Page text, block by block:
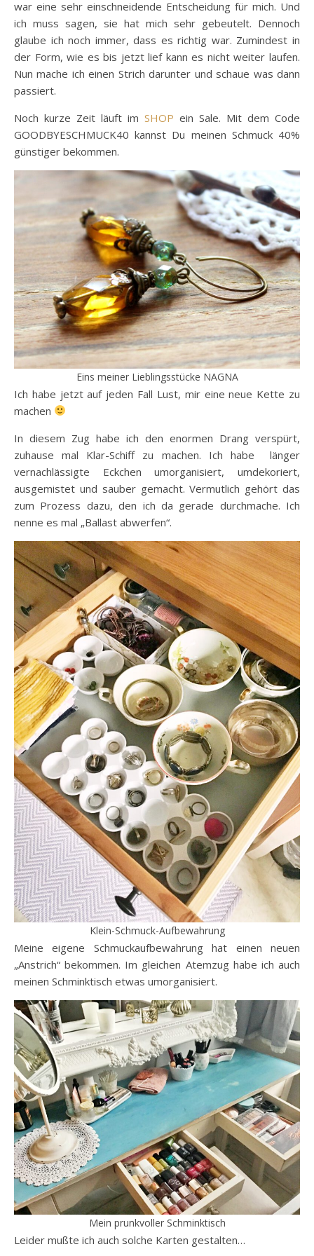
war eine sehr einschneidende Entscheidung für mich. Und
ich muss sagen, sie hat mich sehr gebeutelt. Dennoch
glaube ich noch immer, dass es richtig war. Zumindest in
der Form, wie es bis jetzt lief kann es nicht weiter laufen.
Nun mache ich einen Strich darunter und schaue was dann
passiert.
Noch kurze Zeit läuft im SHOP ein Sale. Mit dem Code
GOODBYESCHMUCK40 kannst Du meinen Schmuck 40%
günstiger bekommen.
Eins meiner Lieblingsstücke NAGNA
Ich habe jetzt auf jeden Fall Lust, mir eine neue Kette zu
machen
In diesem Zug habe ich den enormen Drang verspürt,
zuhause mal Klar-Schiff zu machen. Ich habe länger
vernachlässigte Eckchen umorganisiert, umdekoriert,
ausgemistet und sauber gemacht. Vermutlich gehört das
zum Prozess dazu, den ich da gerade durchmache. Ich
nenne es mal „Ballast abwerfen“.
Klein-Schmuck-Aufbewahrung
Meine eigene Schmuckaufbewahrung hat einen neuen
„Anstrich“ bekommen. Im gleichen Atemzug habe ich auch
meinen Schminktisch etwas umorganisiert.
Mein prunkvoller Schminktisch
Leider mußte ich auch solche Karten gestalten…